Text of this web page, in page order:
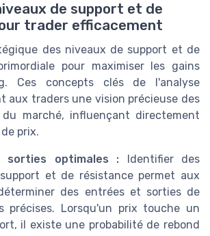
de support et de
trader efficacement
des niveaux de support et de
pour maximiser les gains
Ces concepts clés de l'analyse
aux traders une vision précieuse des
marché, influençant directement
prix.
sorties optimales : Identifier des
et de résistance permet aux
des entrées et sorties de
précises. Lorsqu'un prix touche un
il existe une probabilité de rebond